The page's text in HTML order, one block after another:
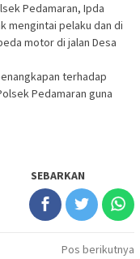
Pedamaran, Ipda
mengintai pelaku dan di
motor di jalan Desa
terhadap
Pedamaran guna
SEBARKAN
Pos berikutnya